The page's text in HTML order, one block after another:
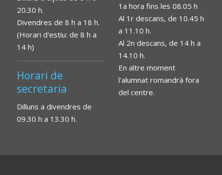
20.30 h.
Divendres de 8 h a 18 h.
(Horari d'estiu: de 8 h a
14 h)
Horari de
secretaria
Dilluns a divendres de
09.30 h a 13.30 h.
1a hora fins les 08.05 h
Al 1r descans, de 10.45 h
a 11.10 h.
Al 2n descans, de 14 h a
14.10 h.
En altre moment
l'alumnat romandrà fora
del centre.